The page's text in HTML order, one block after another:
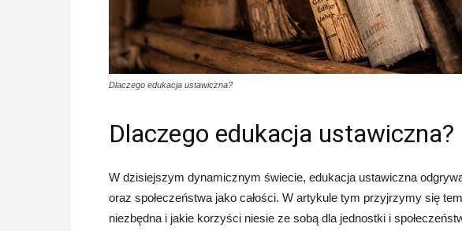
Dlaczego edukacja ustawiczna?
Dlaczego edukacja ustawiczna?
W dzisiejszym dynamicznym świecie, edukacja ustawiczna
oraz społeczeństwa jako całości. W artykule tym przyjrzymy się
niezbędna i jakie korzyści niesie ze sobą dla jednostki i